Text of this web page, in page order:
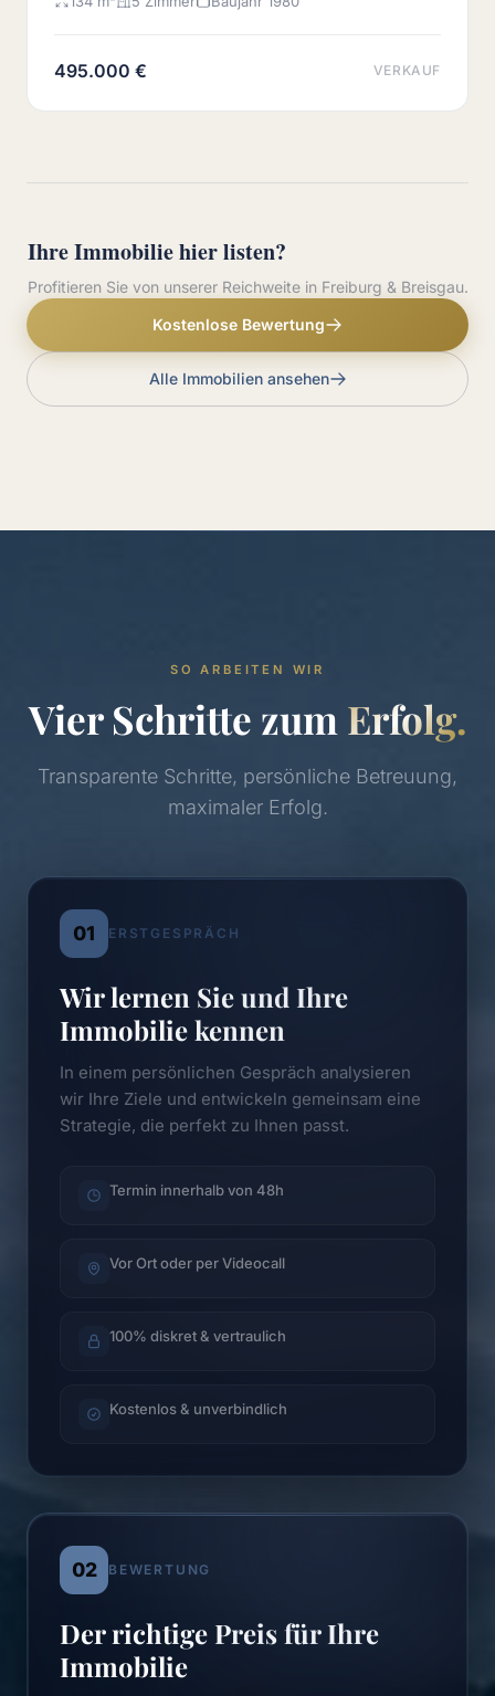
495.000 € VERKAUF
Ihre Immobilie hier listen?
Profitieren Sie von unserer Reichweite in Freiburg & Breisgau.
Kostenlose Bewertung
Alle Immobilien ansehen
SO ARBEITEN WIR
Vier Schritte zum Erfolg.
Transparente Schritte, persönliche Betreuung,
maximaler Erfolg.
01 ERSTGESPRÄCH
Wir lernen Sie und Ihre
Immobilie kennen
In einem persönlichen Gespräch analysieren
wir Ihre Ziele und entwickeln gemeinsam eine
Strategie, die perfekt zu Ihnen passt.
Termin innerhalb von 48h
Vor Ort oder per Videocall
100% diskret & vertraulich
Kostenlos & unverbindlich
02 BEWERTUNG
Der richtige Preis für Ihre
Immobilie